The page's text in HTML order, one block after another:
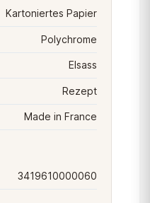
Kartoniertes Papier
Polychrome
Elsass
Rezept
Made in France
3419610000060